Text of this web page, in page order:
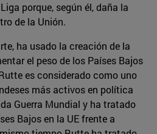
porque, según él, daña la
de la Unión.
ha usado la creación de la
el peso de los Países Bajos
es considerado como uno
más activos en política
Guerra Mundial y ha tratado
Bajos en la UE frente a